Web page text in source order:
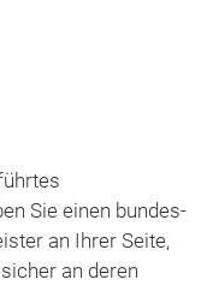
Sie einen bundes-
an Ihrer Seite,
an deren